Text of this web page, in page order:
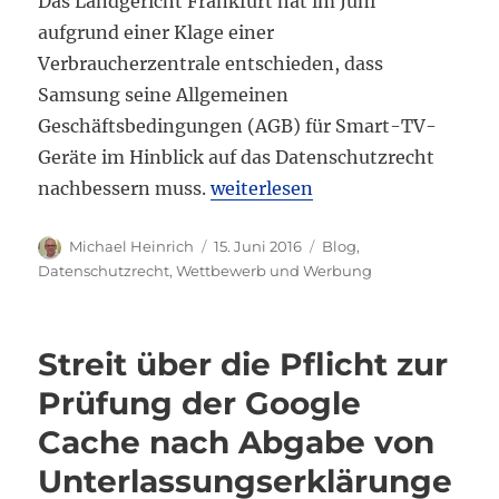
aufgrund einer Klage einer
Verbraucherzentrale entschieden, dass
Samsung seine Allgemeinen
Geschäftsbedingungen (AGB) für Smart-TV-
Geräte im Hinblick auf das Datenschutzrecht
nachbessern muss.„Landgericht Frankfurt:
weiterlesen
Autor
Michael Heinrich
Veröffentlicht
am
15. Juni 2016 Kategorien
Blog,
Datenschutzrecht,Wettbewerb und Werbung
Streit über die Pflicht zur
Prüfung der Google
Cache nach Abgabe von
Unterlassungserklärunge